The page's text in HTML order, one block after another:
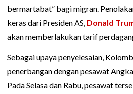
bermartabat” bagi migran.
keras dari Presiden AS, Donald
akan memberlakukan tarif
Sebagai upaya penyelesaian,
penerbangan dengan pesawat
Pada Selasa dan Rabu, pesawat